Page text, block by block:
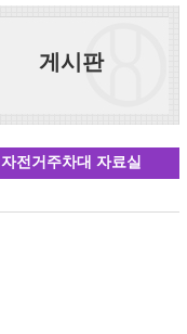
게시판
자전거주차대 자료실